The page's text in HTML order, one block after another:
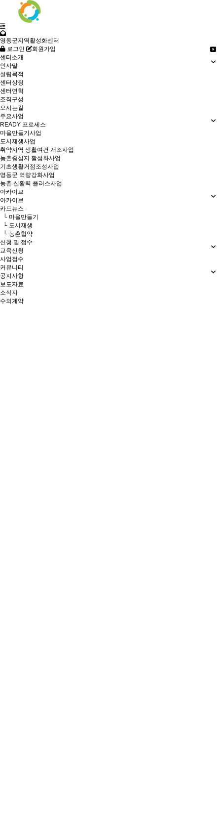
영동군지역활성화센터
로그인
회원가입
센터소개
인사말
설립목적
센터상징
센터연혁
조직구성
오시는길
주요사업
READY 프로세스
마을만들기사업
도시재생사업
취약지역 생활여건 개조사업
농촌중심지 활성화사업
기초생활거점조성사업
영동군 역량강화사업
농촌 신활력 플러스사업
아카이브
아카이브
카드뉴스
└ 마을만들기
└ 도시재생
└ 농촌협약
신청 및 접수
교육신청
사업접수
커뮤니티
공지사항
보도자료
소식지
수의계약